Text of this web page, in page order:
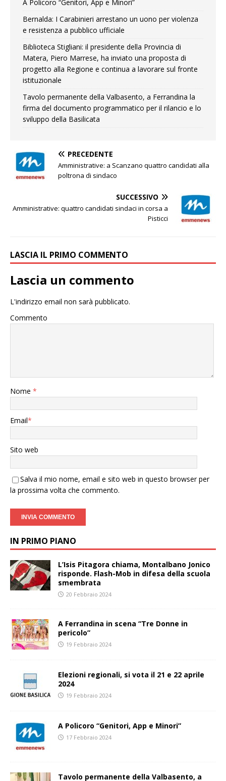
A Policoro “Genitori, App e Minori”
Bernalda: I Carabinieri arrestano un uono per violenza
e resistenza a pubblico ufficiale
Biblioteca Stigliani: il presidente della Provincia di
Matera, Piero Marrese, ha inviato una proposta di
progetto alla Regione e continua a lavorare sul fronte
istituzionale
Tavolo permanente della Valbasento, a Ferrandina la
firma del documento programmatico per il rilancio e lo
sviluppo della Basilicata
PRECEDENTE
Amministrative: a Scanzano quattro candidati alla
poltrona di sindaco
SUCCESSIVO
Amministrative: quattro candidati sindaci in corsa a
Pisticci
LASCIA IL PRIMO COMMENTO
Lascia un commento
L'indirizzo email non sarà pubblicato.
Commento
Nome *
Email*
Sito web
Salva il mio nome, email e sito web in questo browser per
la prossima volta che commento.
IN PRIMO PIANO
L’Isis Pitagora chiama, Montalbano Jonico
risponde. Flash-Mob in difesa della scuola
smembrata
20 Febbraio 2024
A Ferrandina in scena “Tre Donne in
pericolo”
19 Febbraio 2024
Elezioni regionali, si vota il 21 e 22 aprile
2024
19 Febbraio 2024
A Policoro “Genitori, App e Minori”
17 Febbraio 2024
Tavolo permanente della Valbasento, a